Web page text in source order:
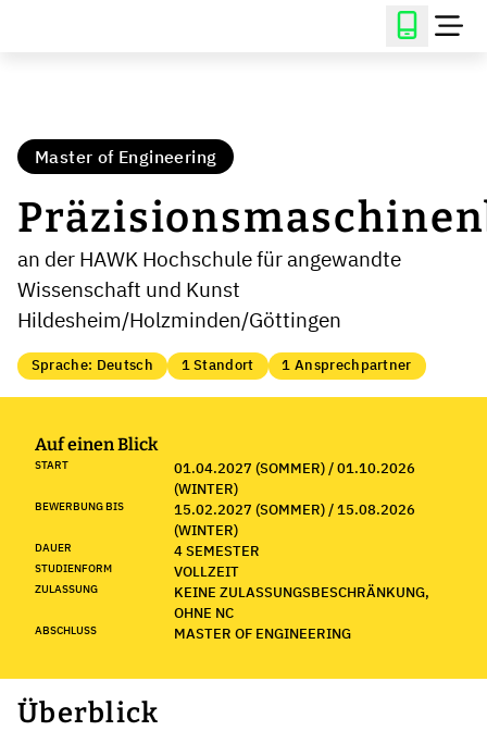
Master of Engineering
an der HAWK Hochschule für angewandte
Wissenschaft und Kunst
Hildesheim/Holzminden/Göttingen
Sprache: Deutsch 1 Standort 1 Ansprechpartner
Auf einen Blick
START
01.04.2027 (SOMMER) / 01.10.2026
(WINTER)
BEWERBUNG BIS
15.02.2027 (SOMMER) / 15.08.2026
(WINTER)
DAUER 4 SEMESTER
STUDIENFORM VOLLZEIT
ZULASSUNG
KEINE ZULASSUNGSBESCHRÄNKUNG,
OHNE NC
ABSCHLUSS MASTER OF ENGINEERING
Überblick